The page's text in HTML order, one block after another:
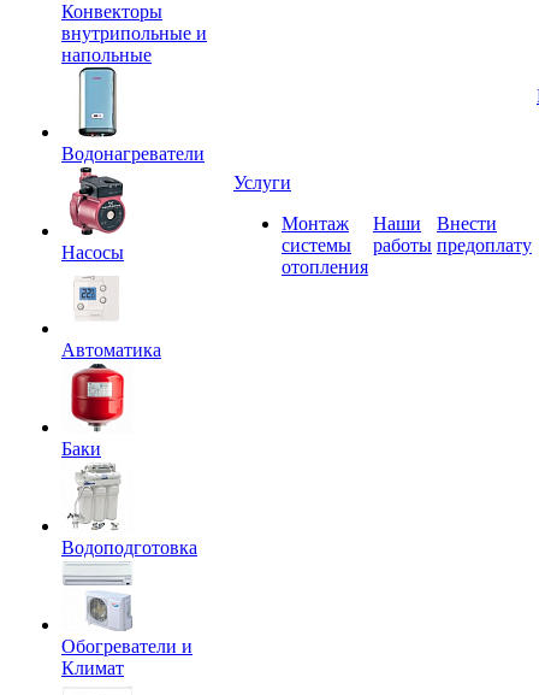
Конвекторы
внутрипольные и
напольные
Водонагреватели
Насосы
Автоматика
Баки
Водоподготовка
Обогреватели и
Климат
Услуги
Монтаж
системы
отопления
Наши
работы
Внести
предоплату